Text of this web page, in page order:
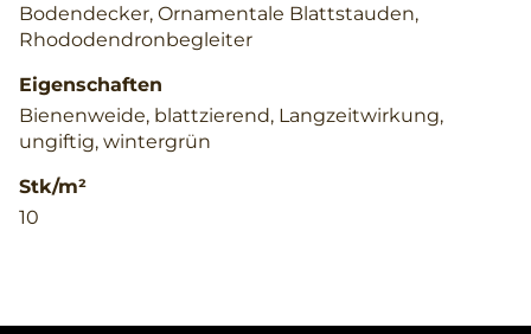
Bodendecker, Ornamentale Blattstauden,
Rhododendronbegleiter
Eigenschaften
Bienenweide, blattzierend, Langzeitwirkung,
ungiftig, wintergrün
Stk/m²
10